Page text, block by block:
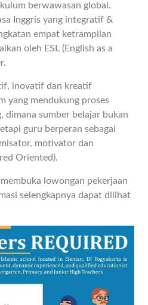
berwawasan global.
Inggris yang integratif &
empat ketrampilan
oleh ESL (English as a
inovatif dan kreatif
yang mendukung proses
dimana sumber belajar bukan
guru berperan sebagai
motivator dan
Oriented).
lowongan pekerjaan
selengkapnya dapat dilihat